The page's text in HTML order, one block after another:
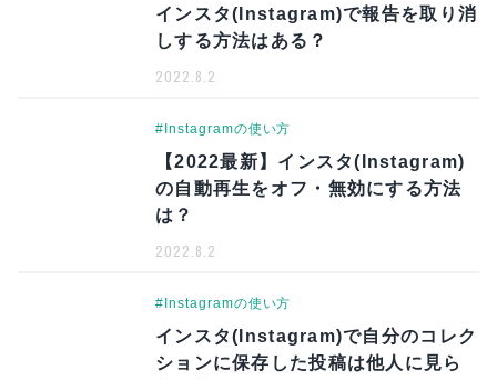
インスタ(Instagram)で報告を取り消
しする方法はある？
2022.8.2
#Instagramの使い方
【2022最新】インスタ(Instagram)
の自動再生をオフ・無効にする方法
は？
2022.8.2
#Instagramの使い方
インスタ(Instagram)で自分のコレク
ションに保存した投稿は他人に見ら